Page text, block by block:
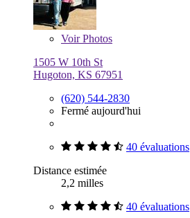
VoirPhotos
1505 W 10th St
Hugoton, KS 67951
(620) 544-2830
Fermé aujourd'hui
40 évaluations
Distance estimée
2,2 milles
40 évaluations